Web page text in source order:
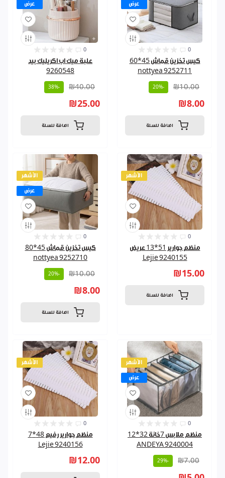
عرض
0
علبة ميك اب اكريليك بيد
9260548
₪40.00
-38%
₪25.00
اضافة للسلة
عرض
0
كيس تخزين قماش 45*60
nottyea 9252711
₪10.00
-20%
₪8.00
اضافة للسلة
الأشهر
عرض
0
كيس تخزين قماش 45*80
nottyea 9252710
₪10.00
-20%
₪8.00
اضافة للسلة
الأشهر
0
منظم جوارير 51*13 عريض
9240155 Lejie
₪15.00
اضافة للسلة
الأشهر
0
منظم جوارير رفيع 48*7
Lejie 9240156
₪12.00
الأشهر
عرض
0
منظم ملابس 7خانة 32*12
ANDEYA 9240004
₪7.00
-29%